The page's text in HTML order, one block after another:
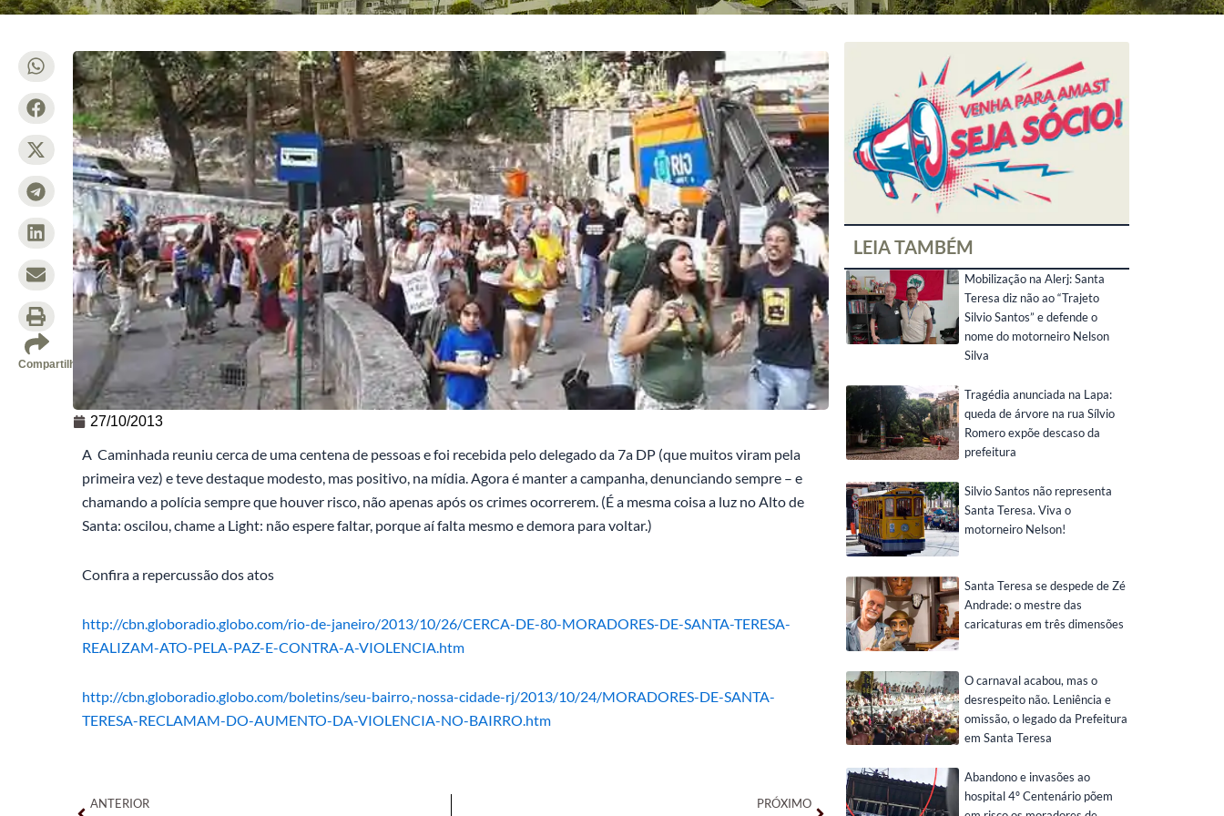
Compartilhe
27/10/2013
A Caminhada reuniu cerca de uma centena de pessoas e foi recebida pelo delegado da 7a DP (que muitos viram pela
primeira vez) e teve destaque modesto, mas positivo, na mídia. Agora é manter a campanha, denunciando sempre – e
chamando a polícia sempre que houver risco, não apenas após os crimes ocorrerem. (É a mesma coisa a luz no Alto de
Santa: oscilou, chame a Light: não espere faltar, porque aí falta mesmo e demora para voltar.)
Confira a repercussão dos atos
http://cbn.globoradio.globo.com/rio-de-janeiro/2013/10/26/CERCA-DE-80-MORADORES-DE-SANTA-TERESA-
REALIZAM-ATO-PELA-PAZ-E-CONTRA-A-VIOLENCIA.htm
http://cbn.globoradio.globo.com/boletins/seu-bairro,-nossa-cidade-rj/2013/10/24/MORADORES-DE-SANTA-
TERESA-RECLAMAM-DO-AUMENTO-DA-VIOLENCIA-NO-BAIRRO.htm
Anterior
ANTERIOR
PRÓXIMOPróximo
LEIA TAMBÉM
Mobilização na Alerj: Santa
Teresa diz não ao “Trajeto
Silvio Santos” e defende o
nome do motorneiro Nelson
Silva
Tragédia anunciada na Lapa:
queda de árvore na rua Sílvio
Romero expõe descaso da
prefeitura
Silvio Santos não representa
Santa Teresa. Viva o
motorneiro Nelson!
Santa Teresa se despede de Zé
Andrade: o mestre das
caricaturas em três dimensões
O carnaval acabou, mas o
desrespeito não. Leniência e
omissão, o legado da Prefeitura
em Santa Teresa
Abandono e invasões ao
hospital 4º Centenário põem